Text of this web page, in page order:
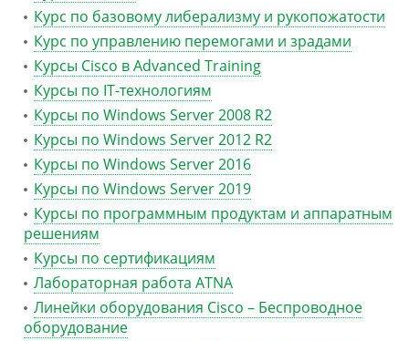
Курс по базовому либерализму и рукопожатости
Курс по управлению перемогами и зрадами
Курсы Cisco в Advanced Training
Курсы по IT-технологиям
Курсы по Windows Server 2008 R2
Курсы по Windows Server 2012 R2
Курсы по Windows Server 2016
Курсы по Windows Server 2019
Курсы по программным продуктам и аппаратным
решениям
Курсы по сертификациям
Лабораторная работа ATNA
Линейки оборудования Cisco – Беспроводное
оборудование